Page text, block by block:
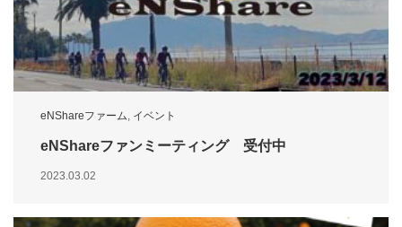
eNShareファーム, イベント
eNShareファンミーティング 受付中
2023.03.02